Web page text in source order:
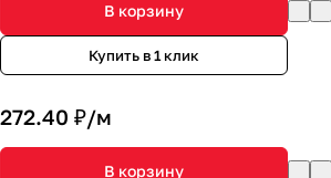
В корзину
Купить в 1 клик
272.40 ₽/м
В корзину